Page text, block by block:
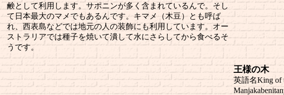
鹸として利用します。サポニンが多く含まれているんで。そし
て日本最大のマメでもあるんです。キマメ（木豆）とも呼ば
れ、西表島などでは地元の人の装飾にも利用しています。オー
ストラリアでは種子を焼いて潰して水にさらしてから食べるそ
うです。
王様の木
英語名King of